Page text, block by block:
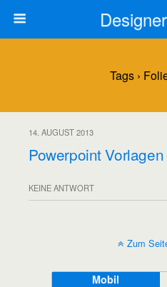
Tags ›
14. AUGUST 2013
Powerpoint Vorlagen
KEINE ANTWORT
Zum
Mobil